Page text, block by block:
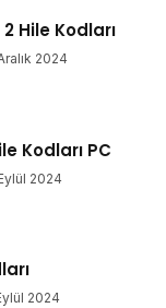
Hile Kodları
2024
Kodları PC
2024
2024